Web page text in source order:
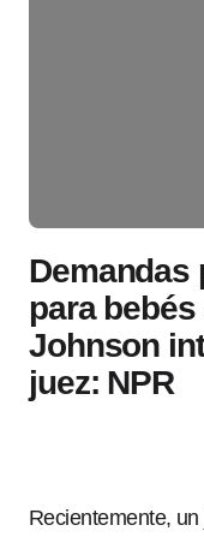
Demandas
para
Johnson
juez: NPR
Recientemente,